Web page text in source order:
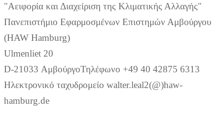
"Αειφορία και Διαχείριση της Κλιματικής Αλλαγής"
Πανεπιστήμιο Εφαρμοσμένων Επιστημών Αμβούργου
(HAW Hamburg)
Ulmenliet 20
D-21033 ΑμβούργοΤηλέφωνο +49 40 42875 6313
Ηλεκτρονικό ταχυδρομείο walter.leal2(@)haw-
hamburg.de